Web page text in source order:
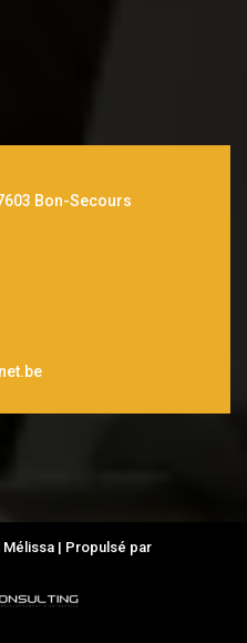
Bon-Secours
| Propulsé par